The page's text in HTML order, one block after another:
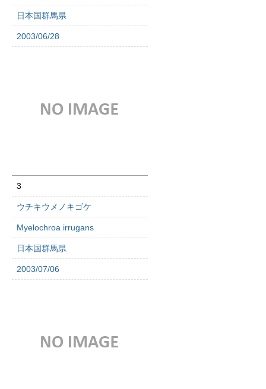
日本国群馬県
2003/06/28
3
ウチキウメノキゴケ
Myelochroa irrugans
日本国群馬県
2003/07/06